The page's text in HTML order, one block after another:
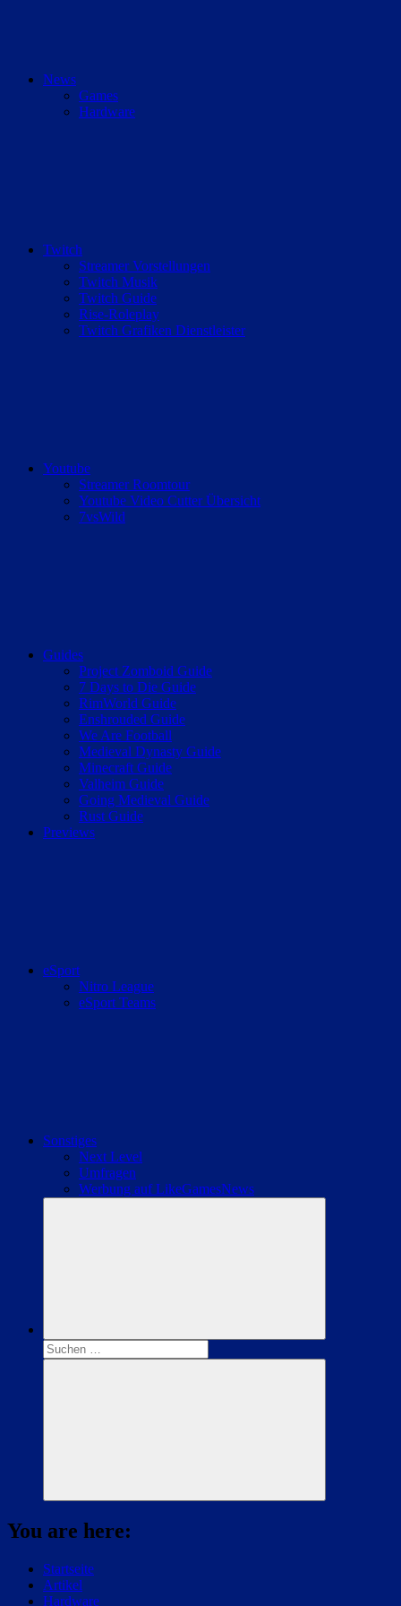
News
Games
Hardware
Twitch
Streamer Vorstellungen
Twitch Musik
Twitch Guide
Rise-Roleplay
Twitch Grafiken Dienstleister
Youtube
Streamer Roomtour
Youtube Video Cutter Übersicht
7vsWild
Guides
Project Zomboid Guide
7 Days to Die Guide
RimWorld Guide
Enshrouded Guide
We Are Football
Medieval Dynasty Guide
Minecraft Guide
Valheim Guide
Going Medieval Guide
Rust Guide
Previews
eSport
Nitro League
eSport Teams
Sonstiges
Next Level
Umfragen
Werbung auf LikeGamesNews
Suchen
nach:
Suchen
You are here:
Startseite
Artikel
Hardware